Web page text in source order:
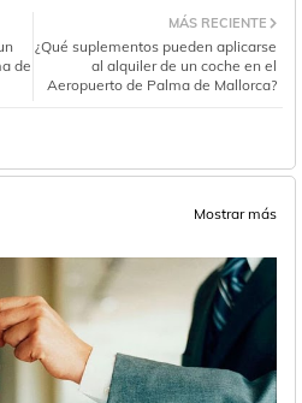
MÁS RECIENTE
¿Qué suplementos pueden aplicarse
al alquiler de un coche en el
Aeropuerto de Palma de Mallorca?
de
Mostrar más